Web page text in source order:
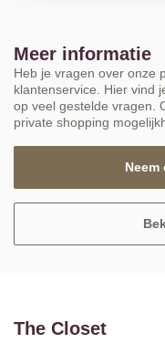
Meer informatie
Heb je vragen over onze
klantenservice. Hier vind
op veel gestelde vragen.
private shopping
The Closet